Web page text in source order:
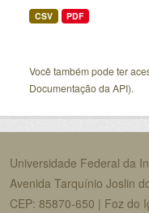
CSV PDF
Você também pode ter
Documentação da API).
Universidade Federal da
Avenida Tarquínio Joslin
CEP: 85870-650 | Foz do